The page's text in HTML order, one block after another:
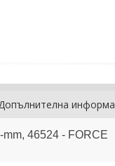
46524 - FORCE